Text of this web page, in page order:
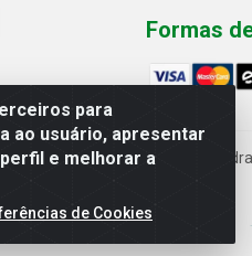
para
ao usuário, apresentar
e melhorar a
de Cookies
Formas
- Avenida Alegre, 2521 -